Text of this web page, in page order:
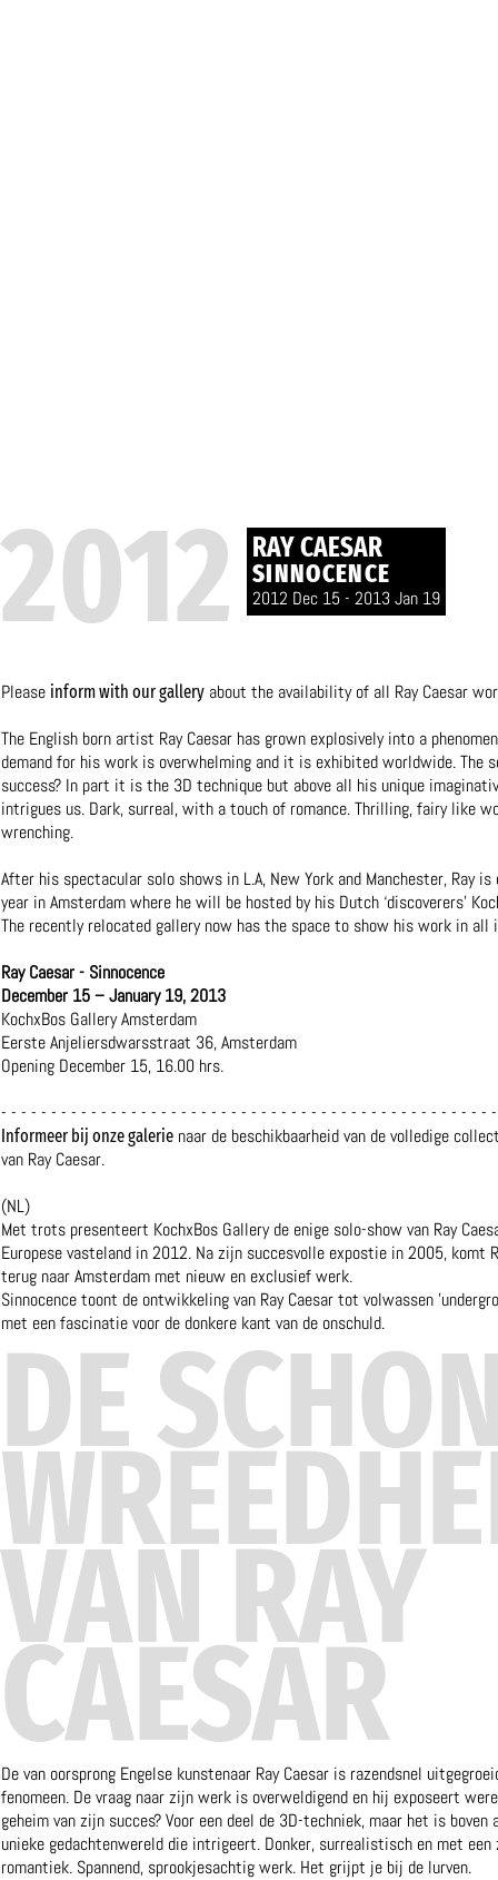
2012 RAY CAESAR
SINNOCENCE
2012 Dec 15 - 2013 Jan 19
Please inform with our gallery about the availability of all Ray Caesar
The English born artist Ray Caesar has grown explosively into a
demand for his work is overwhelming and it is exhibited worldwide. The
success? In part it is the 3D technique but above all his unique
intrigues us. Dark, surreal, with a touch of romance. Thrilling, fairy like
wrenching.
After his spectacular solo shows in L.A, New York and Manchester, Ray is
year in Amsterdam where he will be hosted by his Dutch ‘discoverers’
The recently relocated gallery now has the space to show his work in all
Ray Caesar - Sinnocence
December 15 – January 19, 2013
KochxBos Gallery Amsterdam
Eerste Anjeliersdwarsstraat 36, Amsterdam
Opening December 15, 16.00 hrs.
- - - - - - - - - - - - - - - - - - - - - - - - - - - - - - - - - - - - - - - - - - - - - - - - -
Informeer bij onze galerie naar de beschikbaarheid van de volledige
van Ray Caesar.
(NL)
Met trots presenteert KochxBos Gallery de enige solo-show van Ray
Europese vasteland in 2012. Na zijn succesvolle expostie in 2005, komt
terug naar Amsterdam met nieuw en exclusief werk.
Sinnocence toont de ontwikkeling van Ray Caesar tot volwassen
met een fascinatie voor de donkere kant van de onschuld.
DE
VAN RAY
CAESAR
De van oorsprong Engelse kunstenaar Ray Caesar is razendsnel
fenomeen. De vraag naar zijn werk is overweldigend en hij exposeert
geheim van zijn succes? Voor een deel de 3D-techniek, maar het is boven
unieke gedachtenwereld die intrigeert. Donker, surrealistisch en met een
romantiek. Spannend, sprookjesachtig werk. Het grijpt je bij de lurven.